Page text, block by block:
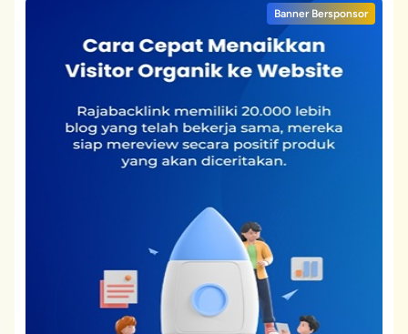
Banner Bersponsor